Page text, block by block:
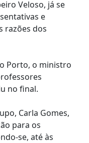
Veloso, já se
e
razões dos
Porto, o ministro
no final.
Carla Gomes,
para os
se, até às